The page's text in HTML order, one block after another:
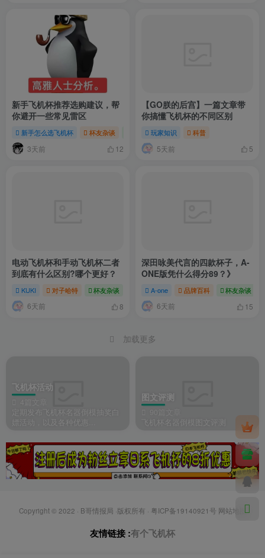
新手飞机杯推荐选购建议，帮
你避开一些常见雷区
新手怎么选飞机杯 杯友杂谈 玩家分享
3天前 12
【GO朕的后宫】一篇文章带
你搞懂飞机杯的不同区别
玩家知识 科普
5天前 5
电动飞机杯和手动飞机杯二者
到底有什么区别?哪个更好？
KUKI 对子哈特 杯友杂谈
6天前 8
深田咏美代言的四款杯子，A-
ONE版凭什么得分89？》
A-one 品牌百科 杯友杂谈
6天前 15
加载更多
飞机杯活动
定期发布飞机杯名器倒模抽奖白
嫖活动，以及各种优惠...
图文评测
飞机杯名器倒模图文评测
Copyright © 2022 · B哥情报局 ·版权所有 · 粤ICP备19140921号 网站地图
友情链接 :有个飞机杯